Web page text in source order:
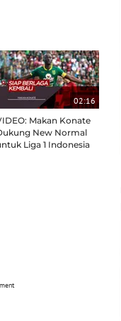
02:16
Makan Konate
New Normal
Liga 1 Indonesia